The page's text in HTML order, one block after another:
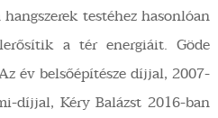
testéhez hasonlóan
a tér energiáit. Göde
év belsőépítésze díjjal, 2007-
díjjal, Kéry Balázst 2016-ban